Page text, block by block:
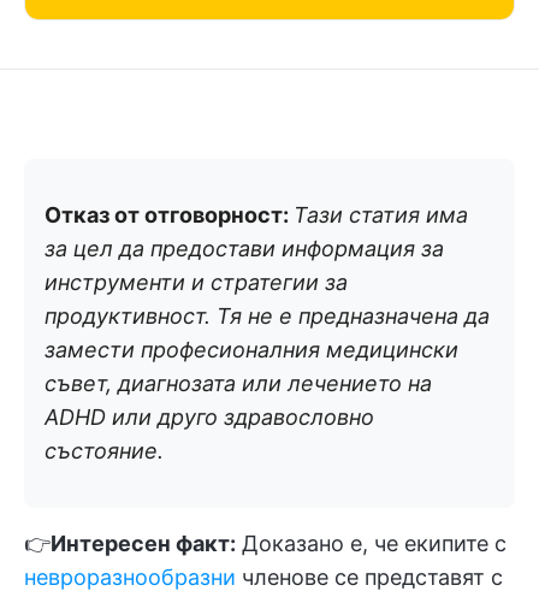
Отказ от отговорност: Тази статия има
за цел да предостави информация за
инструменти и стратегии за
продуктивност. Тя не е предназначена да
замести професионалния медицински
съвет, диагнозата или лечението на
ADHD или друго здравословно
състояние.
👉Интересен факт: Доказано е, че екипите с
невроразнообразни членове се представят с